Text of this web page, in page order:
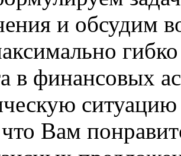
и обсудим
в финансовых
Вам